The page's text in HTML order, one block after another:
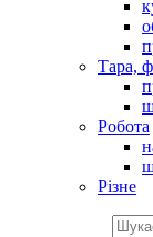
Тара,
Робота
Різне